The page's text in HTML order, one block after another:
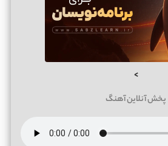
>
پخش آنلاین آهنگ